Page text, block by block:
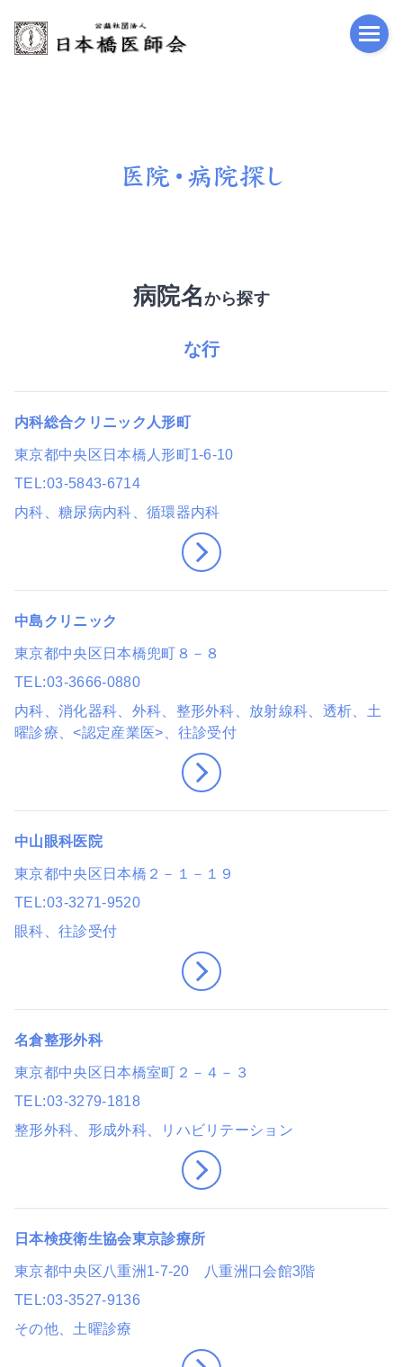
公益
病院名から探す
な行
内科総合クリニック人形町
東京都中央区日本橋人形町1-6-10
TEL 03-5843-6714
内科、糖尿病内科、循環器内科
中島クリニック
東京都中央区日本橋兜町８－８
TEL 03-3666-0880
内科、消化器科、外科、整形外科、放射線科、透析 、土
曜診療 、<認定産業医> 、往診受付
中山眼科医院
東京都中央区日本橋２－１－１９
TEL 03-3271-9520
眼科 、往診受付
名倉整形外科
東京都中央区日本橋室町２－４－３
TEL 03-3279-1818
整形外科、形成外科、リハビリテーション
日本検疫衛生協会東京診療所
東京都中央区八重洲1-7-20 八重洲口会館3階
TEL 03-3527-9136
その他、土曜診療